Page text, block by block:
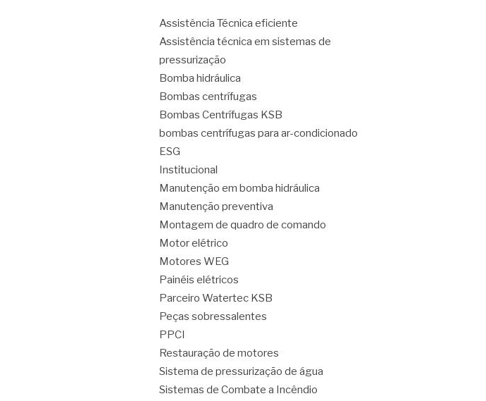
Assistência Técnica eficiente
Assistência técnica em sistemas de
pressurização
Bomba hidráulica
Bombas centrífugas
Bombas Centrífugas KSB
bombas centrífugas para ar-condicionado
ESG
Institucional
Manutenção em bomba hidráulica
Manutenção preventiva
Montagem de quadro de comando
Motor elétrico
Motores WEG
Painéis elétricos
Parceiro Watertec KSB
Peças sobressalentes
PPCI
Restauração de motores
Sistema de pressurização de água
Sistemas de Combate a Incêndio